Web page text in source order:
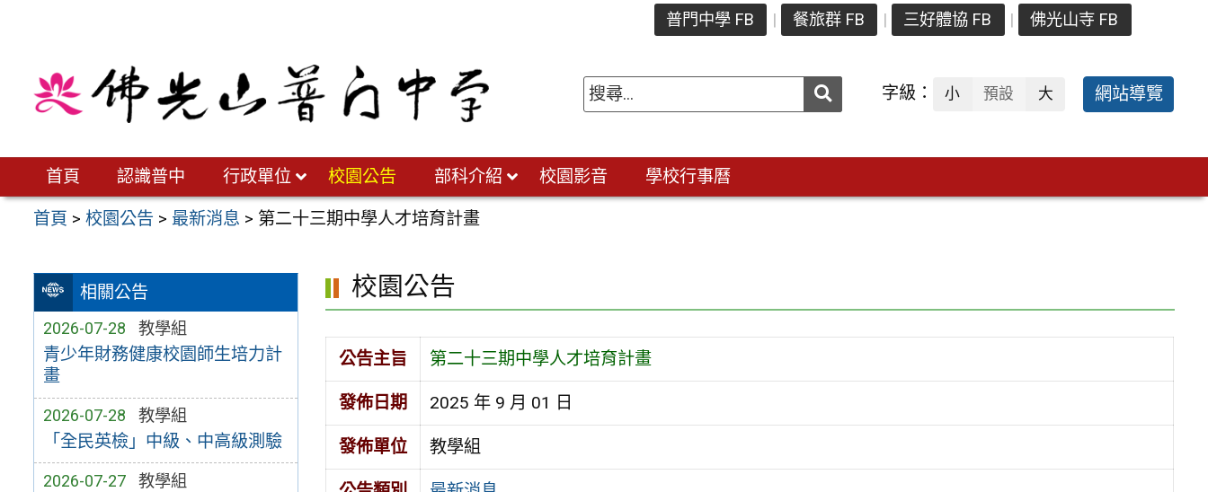
普門中學 FB 餐旅群 FB 三好體協 FB 佛光山寺 FB
送出 字級： 小 預設 大 網站導覽
首頁 認識普中 行政單位 校園公告 部科介紹 校園影音 學校行事曆
首頁 >校園公告 > 最新消息 > 第二十三期中學人才培育計畫
相關公告
2026-07-28 教學組
青少年財務健康校園師生培力計
畫
2026-07-28 教學組
「全民英檢」中級、中高級測驗
2026-07-27 教學組
校園公告
公告主旨 第二十三期中學人才培育計畫
發佈日期 2025 年 9 月 01 日
發佈單位 教學組